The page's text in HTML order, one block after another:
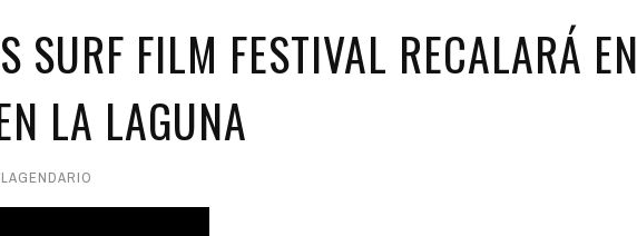
SURF FILM FESTIVAL RECALARÁ EN
LA LAGUNA
LAGENDARIO